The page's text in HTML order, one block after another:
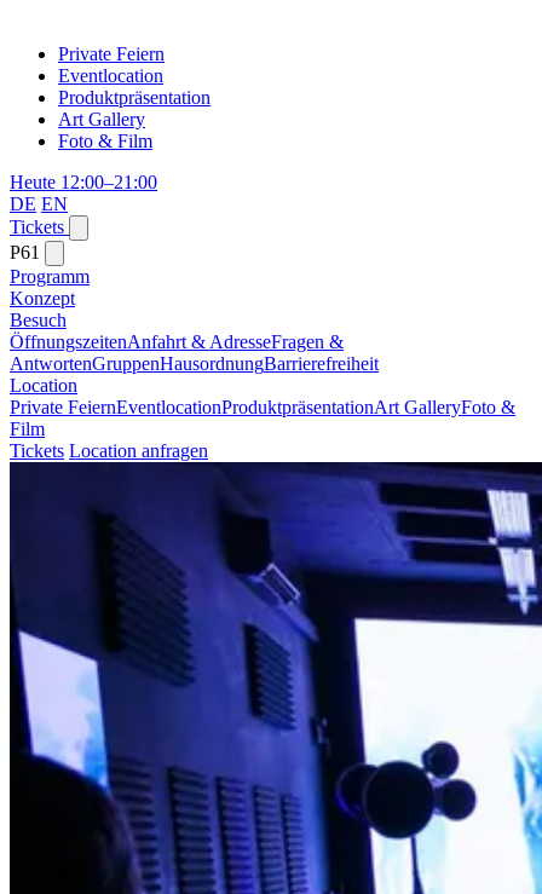
Private Feiern
Eventlocation
Produktpräsentation
Art Gallery
Foto & Film
Heute 12:00–21:00
DE EN
Tickets
P61
Programm
Konzept
Besuch
ÖffnungszeitenAnfahrt & AdresseFragen &
AntwortenGruppenHausordnungBarrierefreiheit
Location
Private FeiernEventlocationProduktpräsentationArt GalleryFoto &
Film
Tickets Location anfragen